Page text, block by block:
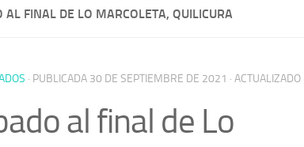
AL FINAL DE LO MARCOLETA, QUILICURA
· PUBLICADA 30 DE SEPTIEMBRE DE 2021 · ACTUALIZADO
al final de Lo